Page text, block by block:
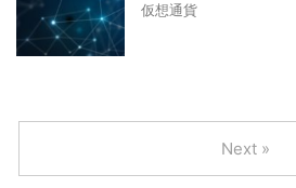
仮想通貨
Next »